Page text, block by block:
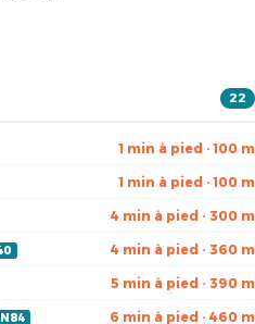
22
1 min à pied · 100 m
1 min à pied · 100 m
4 min à pied · 300 m
4 min à pied · 360 m
5 min à pied · 390 m
N84 6 min à pied · 460 m